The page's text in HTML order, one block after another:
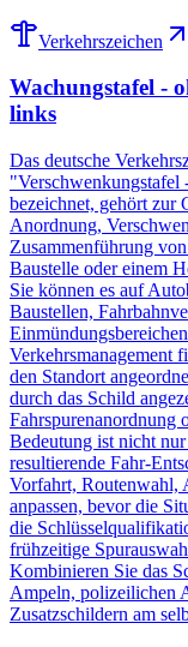
Verkehrszeichen
Wachungstafel -
links
Das deutsche
"Verschwenkungstafel
bezeichnet, gehört zur
Anordnung,
Zusammenführung
Baustelle oder einem
Sie können es auf
Baustellen,
Verkehrsmanagement
den Standort
durch das Schild
Fahrspurenanordnung
Bedeutung ist nicht
resultierende Fahr-
Vorfahrt, Routenwahl,
anpassen, bevor die
die
frühzeitige
Kombinieren Sie das
Ampeln, polizeilichen
Zusatzschildern am